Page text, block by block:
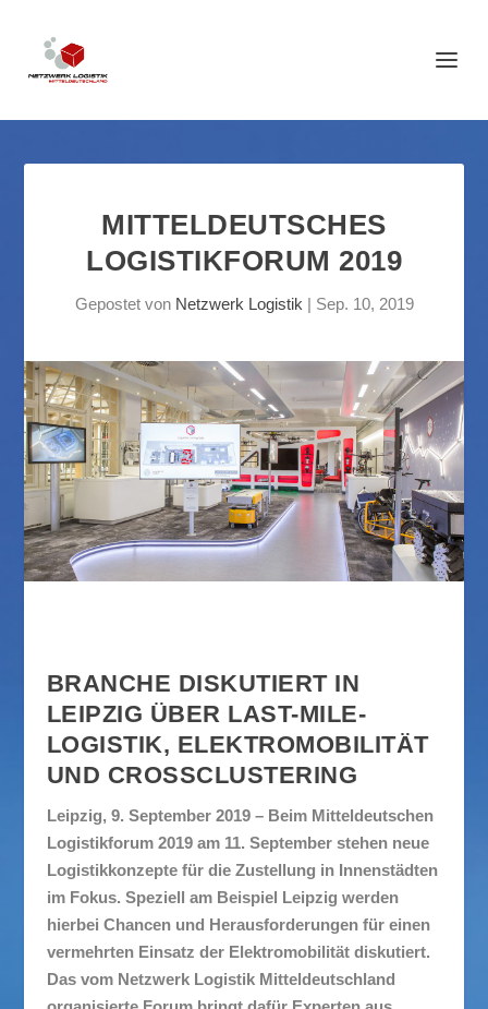
MITTELDEUTSCHES
LOGISTIKFORUM 2019
Gepostet von Netzwerk Logistik | Sep. 10, 2019
BRANCHE DISKUTIERT IN
LEIPZIG ÜBER LAST-MILE-
LOGISTIK, ELEKTROMOBILITÄT
UND CROSSCLUSTERING
Leipzig, 9. September 2019 – Beim Mitteldeutschen
Logistikforum 2019 am 11. September stehen neue
Logistikkonzepte für die Zustellung in Innenstädten
im Fokus. Speziell am Beispiel Leipzig werden
hierbei Chancen und Herausforderungen für einen
vermehrten Einsatz der Elektromobilität diskutiert.
Das vom Netzwerk Logistik Mitteldeutschland